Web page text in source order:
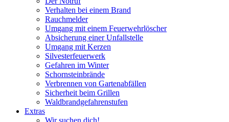
Verhalten bei einem Brand
Rauchmelder
Umgang mit einem Feuerwehrlöscher
Absicherung einer Unfallstelle
Umgang mit Kerzen
Silvesterfeuerwerk
Gefahren im Winter
Schornsteinbrände
Verbrennen von Gartenabfällen
Sicherheit beim Grillen
Waldbrandgefahrenstufen
Extras
Wir suchen dich!